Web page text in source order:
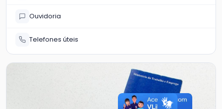
Ouvidoria
Telefones úteis